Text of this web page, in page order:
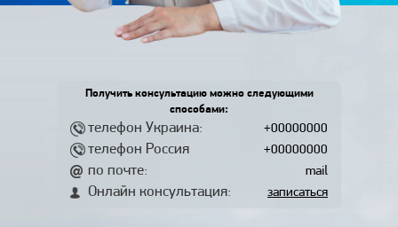
Получить консультацию можно следующими
способами:
телефон Украина: +00000000
телефон Россия +00000000
по почте: mail
Онлайн консультация: записаться